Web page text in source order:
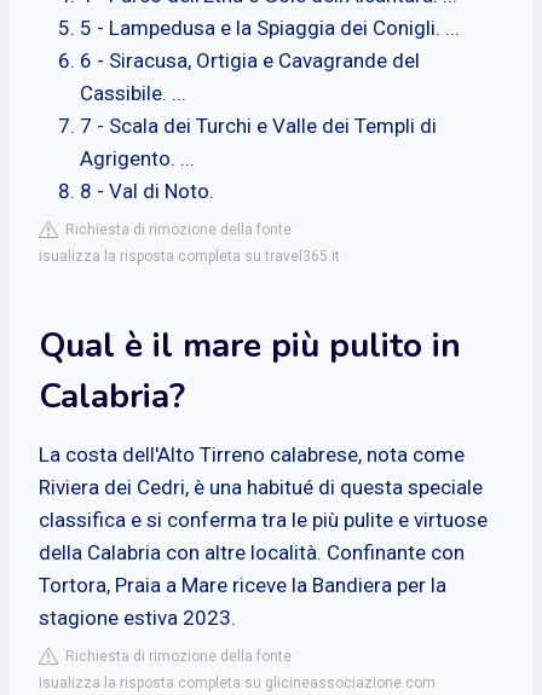
5 - Lampedusa e la Spiaggia dei Conigli. ...
6 - Siracusa, Ortigia e Cavagrande del
Cassibile. ...
7 - Scala dei Turchi e Valle dei Templi di
Agrigento. ...
8 - Val di Noto.
Richiesta di rimozione della fonte
isualizza la risposta completa su travel365.it
Qual è il mare più pulito in
Calabria?
La costa dell'Alto Tirreno calabrese, nota come
Riviera dei Cedri, è una habitué di questa speciale
classifica e si conferma tra le più pulite e virtuose
della Calabria con altre località. Confinante con
Tortora, Praia a Mare riceve la Bandiera per la
stagione estiva 2023.
Richiesta di rimozione della fonte
isualizza la risposta completa su glicineassociazione.com